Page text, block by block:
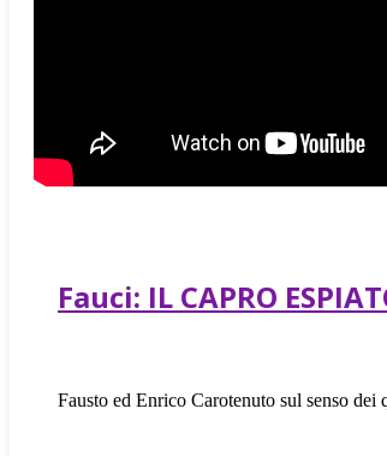
Fauci: IL CAPRO
Fausto ed Enrico Carotenuto sul senso